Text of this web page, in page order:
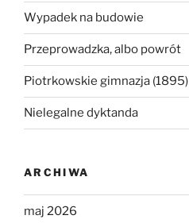
Wypadek na budowie
Przeprowadzka, albo powrót
Piotrkowskie gimnazja (1895)
Nielegalne dyktanda
ARCHIWA
maj 2026